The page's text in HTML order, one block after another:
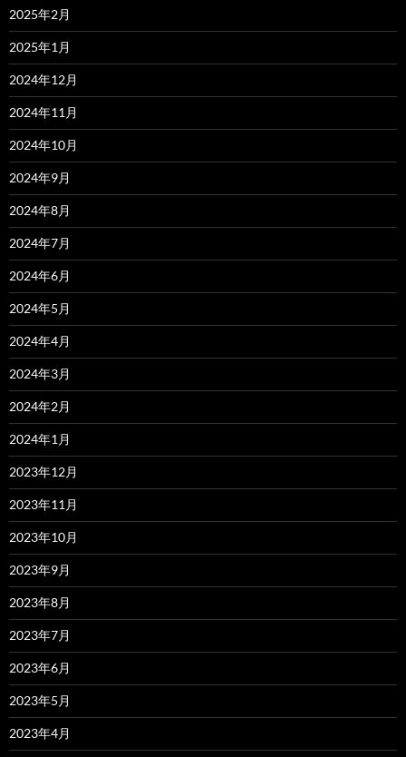
2025年2月
2025年1月
2024年12月
2024年11月
2024年10月
2024年9月
2024年8月
2024年7月
2024年6月
2024年5月
2024年4月
2024年3月
2024年2月
2024年1月
2023年12月
2023年11月
2023年10月
2023年9月
2023年8月
2023年7月
2023年6月
2023年5月
2023年4月